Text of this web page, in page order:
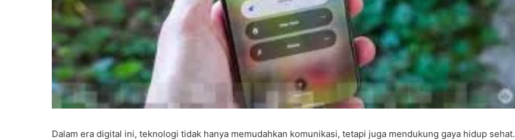
Dalam era digital ini, teknologi tidak hanya memudahkan komunikasi, tetapi juga mendukung gaya hidup sehat.